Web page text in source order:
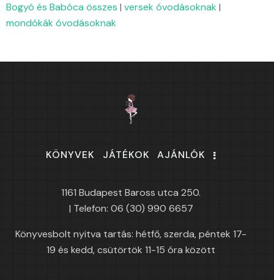
Bogyó és Babóca összes | versek óvodásoknak |
mondókák óvodásoknak
KÖNYVEK JÁTÉKOK AJÁNLÓK
1161 Budapest Baross utca 250.
| Telefon: 06 (30) 990 6657
Könyvesbolt nyitva tartás: hétfő, szerda, péntek 17-
19 és kedd, csütörtök 11-15 óra között